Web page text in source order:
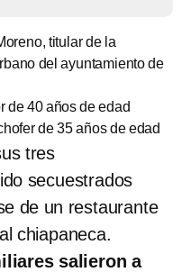
titular de la
del ayuntamiento de
de 40 años de edad
de 35 años de edad
tres
secuestrados
de un restaurante
chiapaneca.
salieron a